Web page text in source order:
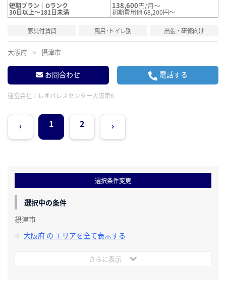
短期プラン｜Oランク
30日以上～181日未満
138,600円/月～
初期費用他 68,200円～
家具付賃貸 風呂･トイレ別 出張・研修向け
大阪府 摂津市
お問合わせ 電話する
運営会社： レオパレスセンター大阪第6
‹ 1 2 ›
選択条件変更
選択中の条件
摂津市
大阪府 の エリアを全て表示する
さらに表示